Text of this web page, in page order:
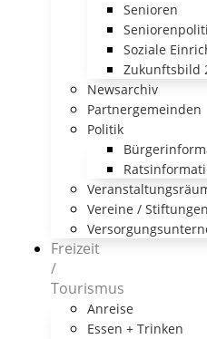
Senioren
Soziale
Zukunftsbild
Newsarchiv
Partnergemeinden
Politik
Vereine / Stiftungen
Freizeit
/
Tourismus
Anreise
Essen + Trinken